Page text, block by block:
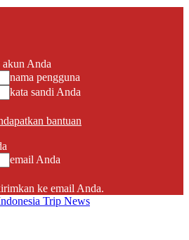
akun Anda
nama pengguna
kata sandi Anda
bantuan
email Anda
ke email Anda.
Trip News